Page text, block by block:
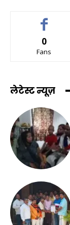
0
Fans
लेटेस्ट न्यूज़